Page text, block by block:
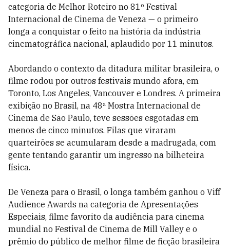
categoria de Melhor Roteiro no 81º Festival
Internacional de Cinema de Veneza — o primeiro
longa a conquistar o feito na história da indústria
cinematográfica nacional, aplaudido por 11 minutos.
Abordando o contexto da ditadura militar brasileira, o
filme rodou por outros festivais mundo afora, em
Toronto, Los Angeles, Vancouver e Londres. A primeira
exibição no Brasil, na 48ª Mostra Internacional de
Cinema de São Paulo, teve sessões esgotadas em
menos de cinco minutos. Filas que viraram
quarteirões se acumularam desde a madrugada, com
gente tentando garantir um ingresso na bilheteira
física.
De Veneza para o Brasil, o longa também ganhou o Viff
Audience Awards na categoria de Apresentações
Especiais, filme favorito da audiência para cinema
mundial no Festival de Cinema de Mill Valley e o
prêmio do público de melhor filme de ficção brasileira